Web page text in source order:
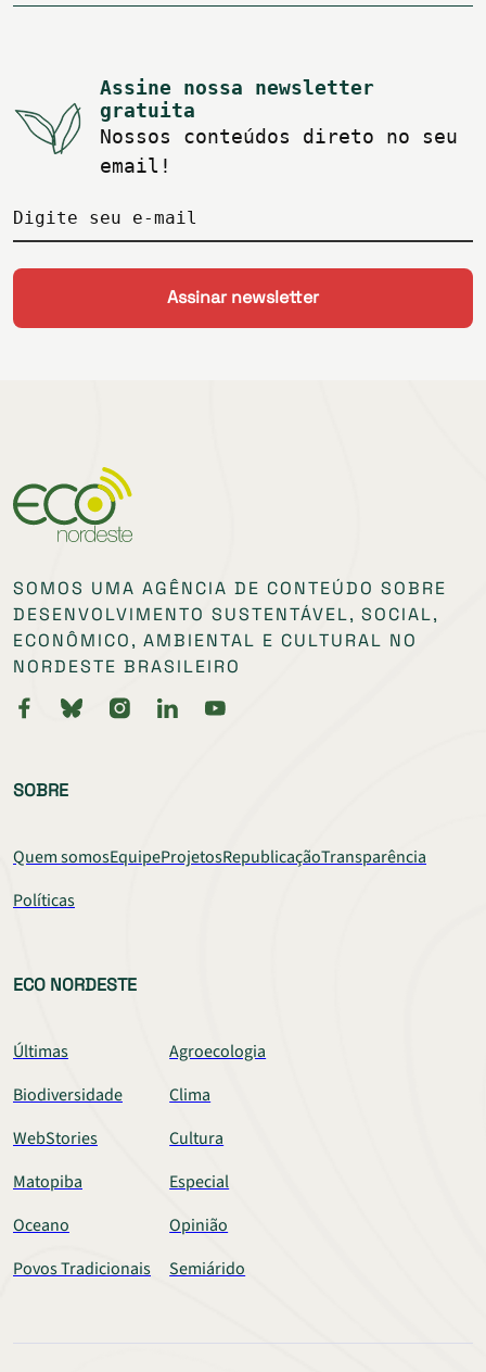
Assine nossa newsletter
gratuita
Nossos conteúdos direto no seu
email!
Digite seu e-mail
SOMOS UMA AGÊNCIA DE CONTEÚDO SOBRE
DESENVOLVIMENTO SUSTENTÁVEL, SOCIAL,
ECONÔMICO, AMBIENTAL E CULTURAL NO
NORDESTE BRASILEIRO
SOBRE
Quem somosEquipeProjetosRepublicaçãoTransparência
Políticas
ECO NORDESTE
Últimas
Agroecologia
Biodiversidade
Clima
WebStories
Cultura
Matopiba
Especial
Oceano
Opinião
Povos Tradicionais
Semiárido